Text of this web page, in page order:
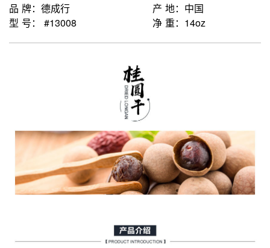
品 牌：德成行
产 地：中国
型 号： #13008
净 重：14oz